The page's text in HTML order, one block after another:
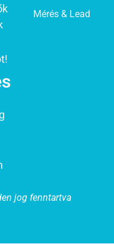
Mérés & Lead
jog fenntartva